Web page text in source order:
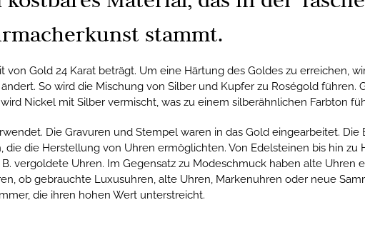
stammt.
von Gold 24 Karat beträgt. Um eine Härtung des Goldes zu erreichen,
So wird die Mischung von Silber und Kupfer zu Roségold führen.
Nickel mit Silber vermischt, was zu einem silberähnlichen Farbton
Die Gravuren und Stempel waren in das Gold eingearbeitet. Die
die Herstellung von Uhren ermöglichten. Von Edelsteinen bis hin zu
vergoldete Uhren. Im Gegensatz zu Modeschmuck haben alte Uhren
ob gebrauchte Luxusuhren, alte Uhren, Markenuhren oder neue
die ihren hohen Wert unterstreicht.